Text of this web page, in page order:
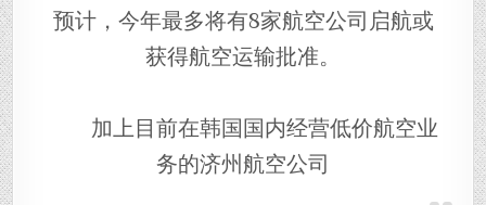
预计，今年最多将有8家航空公司启航或
获得航空运输批准。
加上目前在韩国国内经营低价航空业
务的济州航空公司